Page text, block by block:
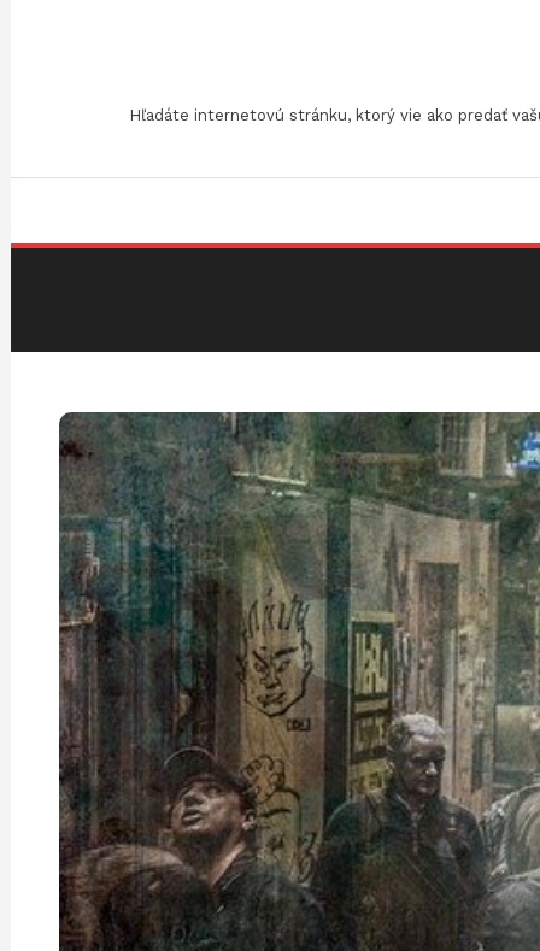
Hľadáte internetovú stránku, ktorý vie ako predať